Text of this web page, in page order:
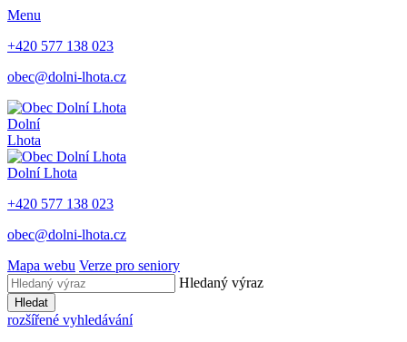
Menu
+420 577 138 023
obec@dolni-lhota.cz
Dolní
Lhota
Dolní Lhota
+420 577 138 023
obec@dolni-lhota.cz
Mapa webu Verze pro seniory
Hledaný výraz
Hledat
rozšířené vyhledávání